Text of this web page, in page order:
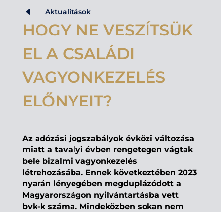
D Aktualitások
HOGY NE VESZÍTSÜK
EL A CSALÁDI
VAGYONKEZELÉS
ELŐNYEIT?
Az adózási jogszabályok évközi változása
miatt a tavalyi évben rengetegen vágtak
bele bizalmi vagyonkezelés
létrehozásába. Ennek következtében 2023
nyarán lényegében megduplázódott a
Magyarországon nyilvántartásba vett
bvk-k száma. Mindeközben sokan nem